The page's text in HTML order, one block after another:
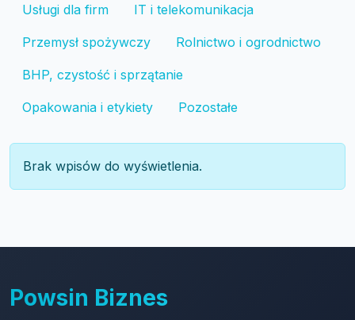
Usługi dla firm IT i telekomunikacja
Przemysł spożywczy Rolnictwo i ogrodnictwo
BHP, czystość i sprzątanie
Opakowania i etykiety Pozostałe
Brak wpisów do wyświetlenia.
Powsin Biznes